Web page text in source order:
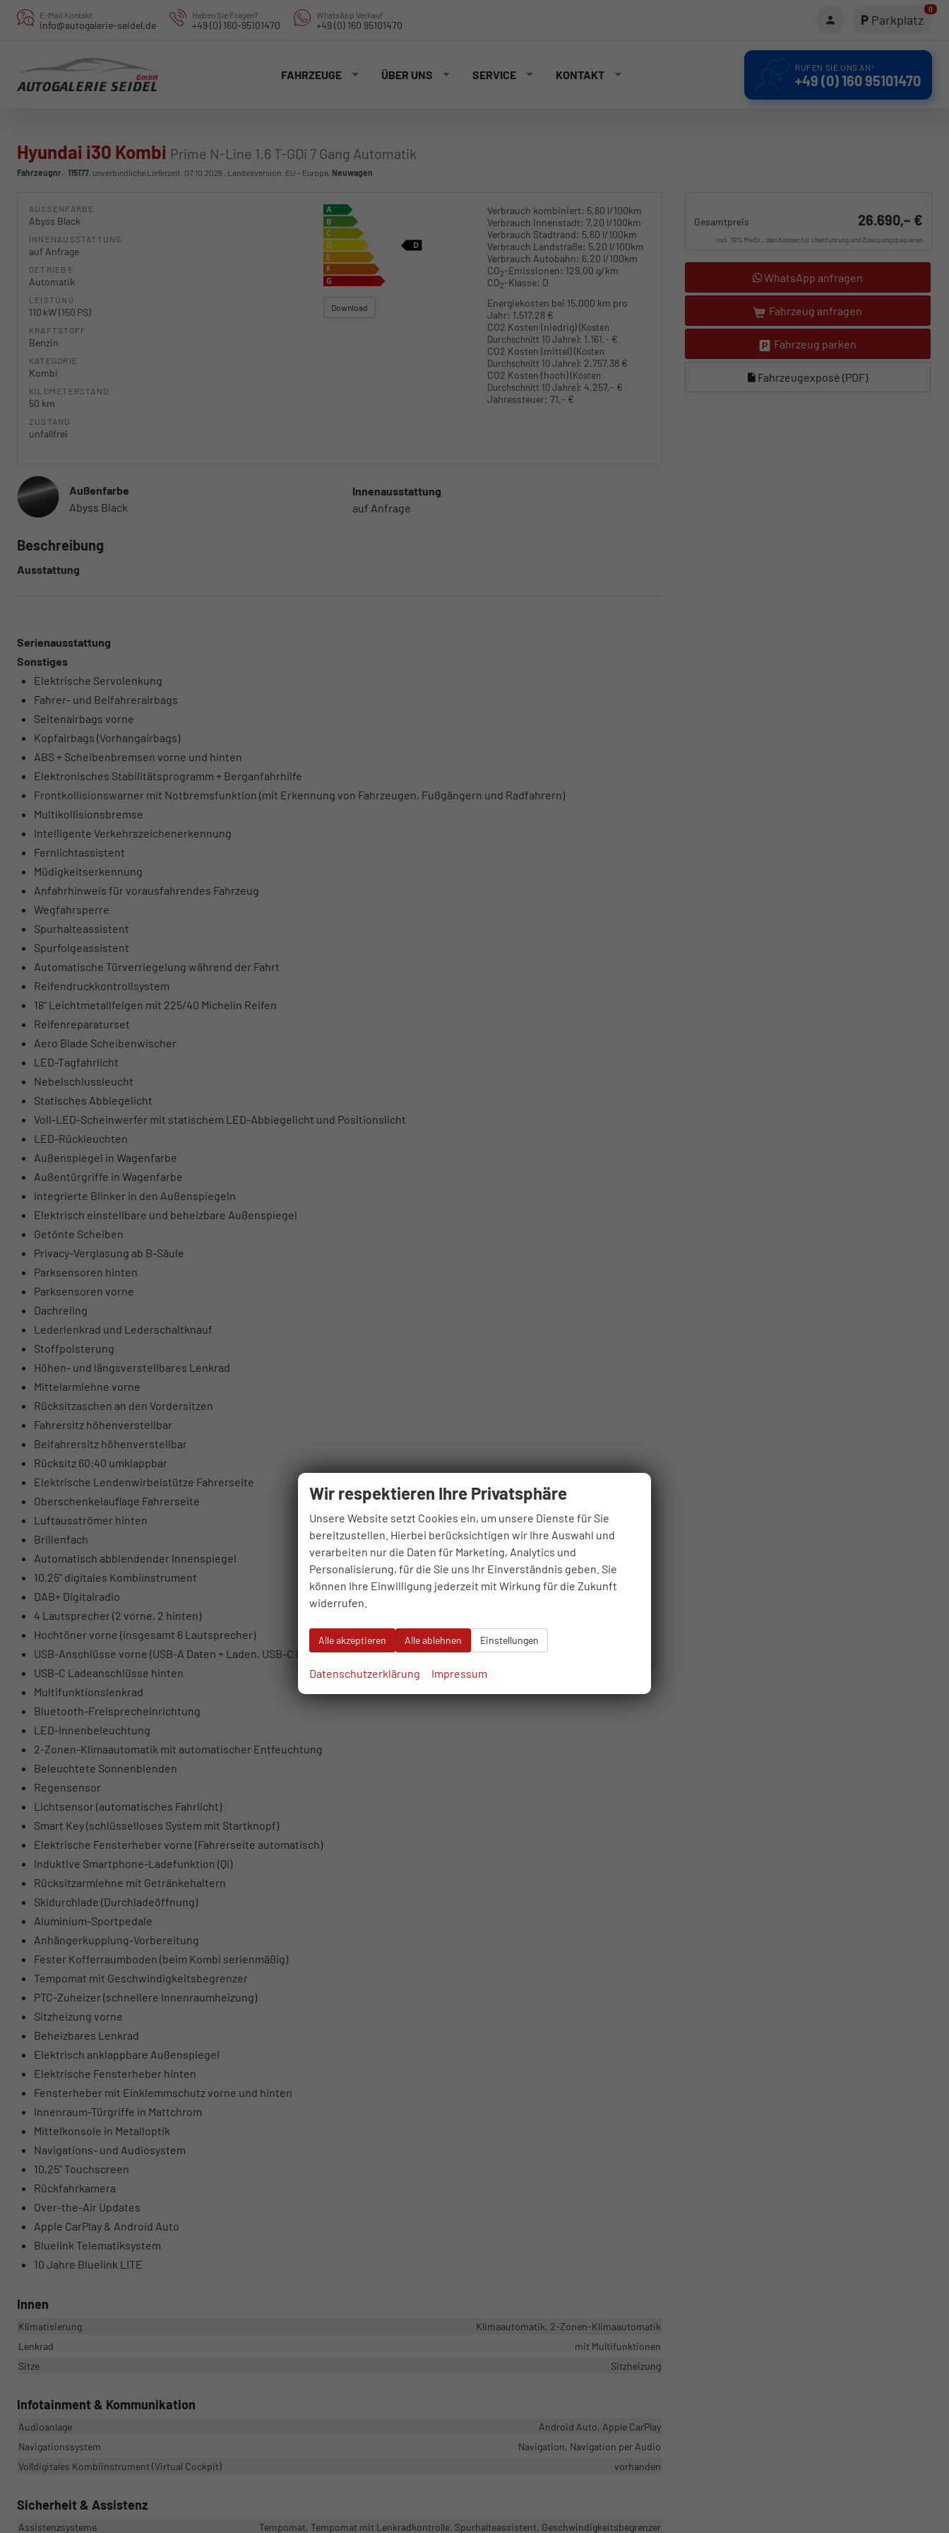
E-Mail Kontakt
info@autogalerie-seidel.de
Haben Sie Fragen?
+49 (0) 160-95101470
WhatsApp Verkauf
+49 (0) 160 95101470 Parkplatz
0
FAHRZEUGE ÜBER UNS SERVICE KONTAKT
RUFEN SIE UNS AN!
+49 (0) 160 95101470
Hyundai i30 Kombi Prime N-Line 1.6 T-GDi 7 Gang Automatik
Fahrzeugnr.: 115177, unverbindliche Lieferzeit: 07.10.2026 , Landesversion: EU - Europa, Neuwagen
Gesamtpreis 26.690,– €
incl. 19% MwSt., den Kosten für Überführung und Zulassungspapieren
WhatsApp anfragen
Fahrzeug anfragen
Fahrzeug parken
Fahrzeugexposé (PDF)
AUSSENFARBE
Abyss Black
INNENAUSSTATTUNG
auf Anfrage
GETRIEBE
Automatik
LEISTUNG
110 kW (150 PS)
KRAFTSTOFF
Benzin
KATEGORIE
Kombi
KILOMETERSTAND
50 km
ZUSTAND
unfallfrei
Verbrauch kombiniert: 5,80 l/100km
Verbrauch Innenstadt: 7,20 l/100km
Verbrauch Stadtrand: 5,60 l/100km
Verbrauch Landstraße: 5,20 l/100km
Verbrauch Autobahn: 6,20 l/100km
CO2-Emissionen: 129,00 g/km
CO2-Klasse: D
Download
Energiekosten bei 15.000 km pro
Jahr: 1.517,28 €
CO2 Kosten (niedrig)(Kosten
Durchschnitt 10 Jahre): 1.161,- €
CO2 Kosten (mittel)(Kosten
Durchschnitt 10 Jahre): 2.757,38 €
CO2 Kosten (hoch)(Kosten
Durchschnitt 10 Jahre): 4.257,- €
Jahressteuer: 71,- €
Außenfarbe
Abyss Black
Innenausstattung
auf Anfrage
Beschreibung
Ausstattung
Serienausstattung
Sonstiges
Elektrische Servolenkung
Fahrer- und Beifahrerairbags
Seitenairbags vorne
Kopfairbags (Vorhangairbags)
ABS + Scheibenbremsen vorne und hinten
Elektronisches Stabilitätsprogramm + Berganfahrhilfe
Frontkollisionswarner mit Notbremsfunktion (mit Erkennung von Fahrzeugen, Fußgängern und Radfahrern)
Multikollisionsbremse
Intelligente Verkehrszeichenerkennung
Fernlichtassistent
Müdigkeitserkennung
Anfahrhinweis für vorausfahrendes Fahrzeug
Wegfahrsperre
Spurhalteassistent
Spurfolgeassistent
Automatische Türverriegelung während der Fahrt
Reifendruckkontrollsystem
18" Leichtmetallfelgen mit 225/40 Michelin Reifen
Reifenreparaturset
Aero Blade Scheibenwischer
LED-Tagfahrlicht
Nebelschlussleucht
Statisches Abbiegelicht
Voll-LED-Scheinwerfer mit statischem LED-Abbiegelicht und Positionslicht
LED-Rückleuchten
Außenspiegel in Wagenfarbe
Außentürgriffe in Wagenfarbe
Integrierte Blinker in den Außenspiegeln
Elektrisch einstellbare und beheizbare Außenspiegel
Getönte Scheiben
Privacy-Verglasung ab B-Säule
Parksensoren hinten
Parksensoren vorne
Dachreling
Lederlenkrad und Lederschaltknauf
Stoffpolsterung
Höhen- und längsverstellbares Lenkrad
Mittelarmlehne vorne
Rücksitzaschen an den Vordersitzen
Fahrersitz höhenverstellbar
Beifahrersitz höhenverstellbar
Rücksitz 60:40 umklappbar
Elektrische Lendenwirbelstütze Fahrerseite
Oberschenkelauflage Fahrerseite
Luftausströmer hinten
Brillenfach
Automatisch abblendender Innenspiegel
10,25" digitales Kombiinstrument
DAB+ Digitalradio
4 Lautsprecher (2 vorne, 2 hinten)
Hochtöner vorne (insgesamt 6 Lautsprecher)
USB-Anschlüsse vorne (USB-A Daten + Laden, USB-C Laden)
USB-C Ladeanschlüsse hinten
Multifunktionslenkrad
Bluetooth-Freisprecheinrichtung
LED-Innenbeleuchtung
2-Zonen-Klimaautomatik mit automatischer Entfeuchtung
Beleuchtete Sonnenblenden
Regensensor
Lichtsensor (automatisches Fahrlicht)
Smart Key (schlüsselloses System mit Startknopf)
Elektrische Fensterheber vorne (Fahrerseite automatisch)
Induktive Smartphone-Ladefunktion (Qi)
Rücksitzarmlehne mit Getränkehaltern
Skidurchlade (Durchladeöffnung)
Aluminium-Sportpedale
Anhängerkupplung-Vorbereitung
Fester Kofferraumboden (beim Kombi serienmäßig)
Tempomat mit Geschwindigkeitsbegrenzer
PTC-Zuheizer (schnellere Innenraumheizung)
Sitzheizung vorne
Beheizbares Lenkrad
Elektrisch anklappbare Außenspiegel
Elektrische Fensterheber hinten
Fensterheber mit Einklemmschutz vorne und hinten
Innenraum-Türgriffe in Mattchrom
Mittelkonsole in Metalloptik
Navigations- und Audiosystem
10,25" Touchscreen
Rückfahrkamera
Over-the-Air Updates
Apple CarPlay & Android Auto
Bluelink Telematiksystem
10 Jahre Bluelink LITE
Innen
Klimatisierung
Klimaautomatik, 2-Zonen-Klimaautomatik
Lenkrad
mit Multifunktionen
Sitze
Sitzheizung
Infotainment & Kommunikation
Audioanlage
Android Auto, Apple CarPlay
Navigationssystem
Navigation, Navigation per Audio
Volldigitales Kombiinstrument (Virtual Cockpit)
vorhanden
Sicherheit & Assistenz
Assistenzsysteme Tempomat, Tempomat mit Lenkradkontrolle, Spurhalteassistent, Geschwindigkeitsbegrenzer
Wir respektieren Ihre Privatsphäre
Unsere Website setzt Cookies ein, um unsere Dienste für Sie
bereitzustellen. Hierbei berücksichtigen wir Ihre Auswahl und
verarbeiten nur die Daten für Marketing, Analytics und
Personalisierung, für die Sie uns Ihr Einverständnis geben. Sie
können Ihre Einwilligung jederzeit mit Wirkung für die Zukunft
widerrufen.
Alle akzeptieren Alle ablehnen Einstellungen
Datenschutzerklärung Impressum